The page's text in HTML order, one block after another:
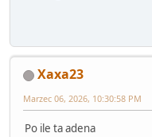
Xaxa23
Marzec 06, 2026, 10:30:58 PM
Po ile ta adena